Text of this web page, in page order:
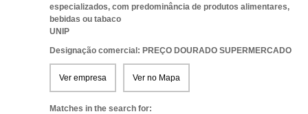
especializados, com predominância de produtos alimentares,
bebidas ou tabaco
UNIP
Designação comercial: PREÇO DOURADO SUPERMERCADO
Ver empresa Ver no Mapa
Matches in the search for: